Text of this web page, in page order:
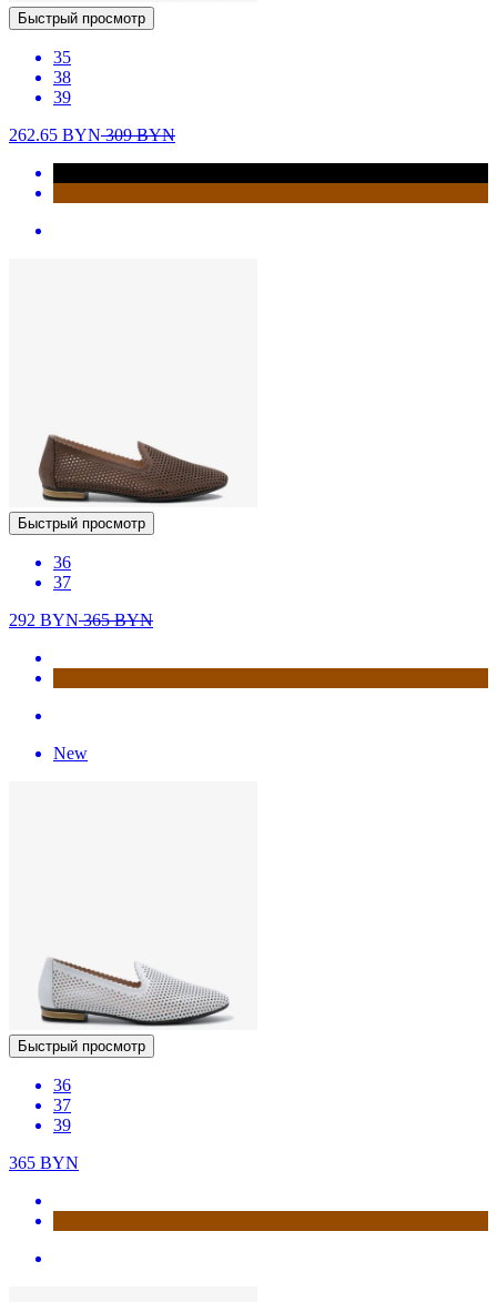
Быстрый просмотр
35
38
39
262.65 BYN309BYN
Быстрый просмотр
36
37
292 BYN365BYN
New
Быстрый просмотр
36
37
39
365 BYN